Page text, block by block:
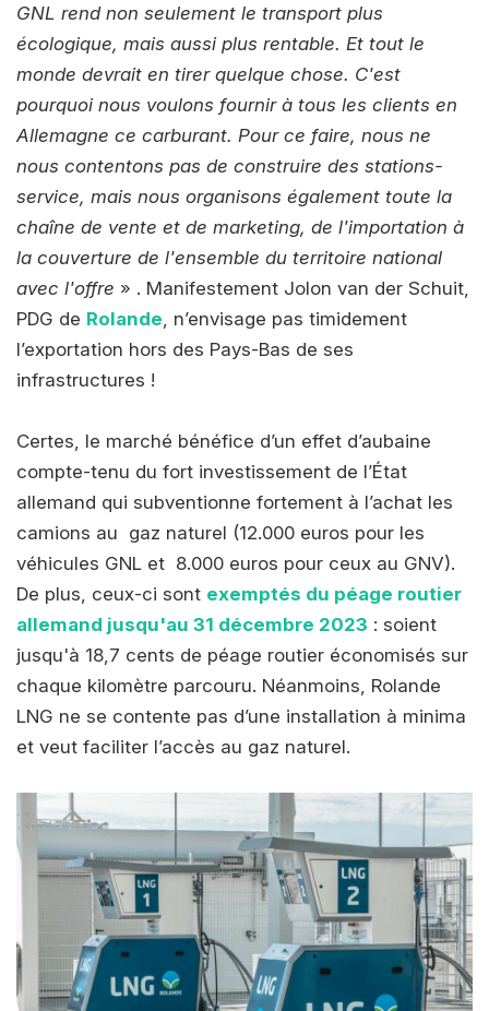
GNL rend non seulement le transport plus
écologique, mais aussi plus rentable. Et tout le
monde devrait en tirer quelque chose. C'est
pourquoi nous voulons fournir à tous les clients en
Allemagne ce carburant. Pour ce faire, nous ne
nous contentons pas de construire des stations-
service, mais nous organisons également toute la
chaîne de vente et de marketing, de l'importation à
la couverture de l'ensemble du territoire national
avec l'offre » . Manifestement Jolon van der Schuit,
PDG de Rolande , n’envisage pas timidement
l’exportation hors des Pays-Bas de ses
infrastructures !
Certes, le marché bénéfice d’un effet d’aubaine
compte-tenu du fort investissement de l’État
allemand qui subventionne fortement à l’achat les
camions au gaz naturel (12.000 euros pour les
véhicules GNL et 8.000 euros pour ceux au GNV).
De plus, ceux-ci sont exemptés du péage routier
allemand jusqu'au 31 décembre 2023 : soient
jusqu'à 18,7 cents de péage routier économisés sur
chaque kilomètre parcouru. Néanmoins, Rolande
LNG ne se contente pas d’une installation à minima
et veut faciliter l’accès au gaz naturel.